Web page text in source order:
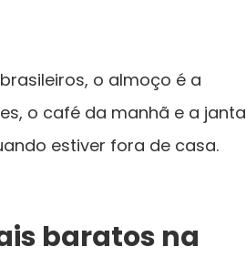
o almoço é a
o café da manhã e a janta
estiver fora de casa.
baratos na